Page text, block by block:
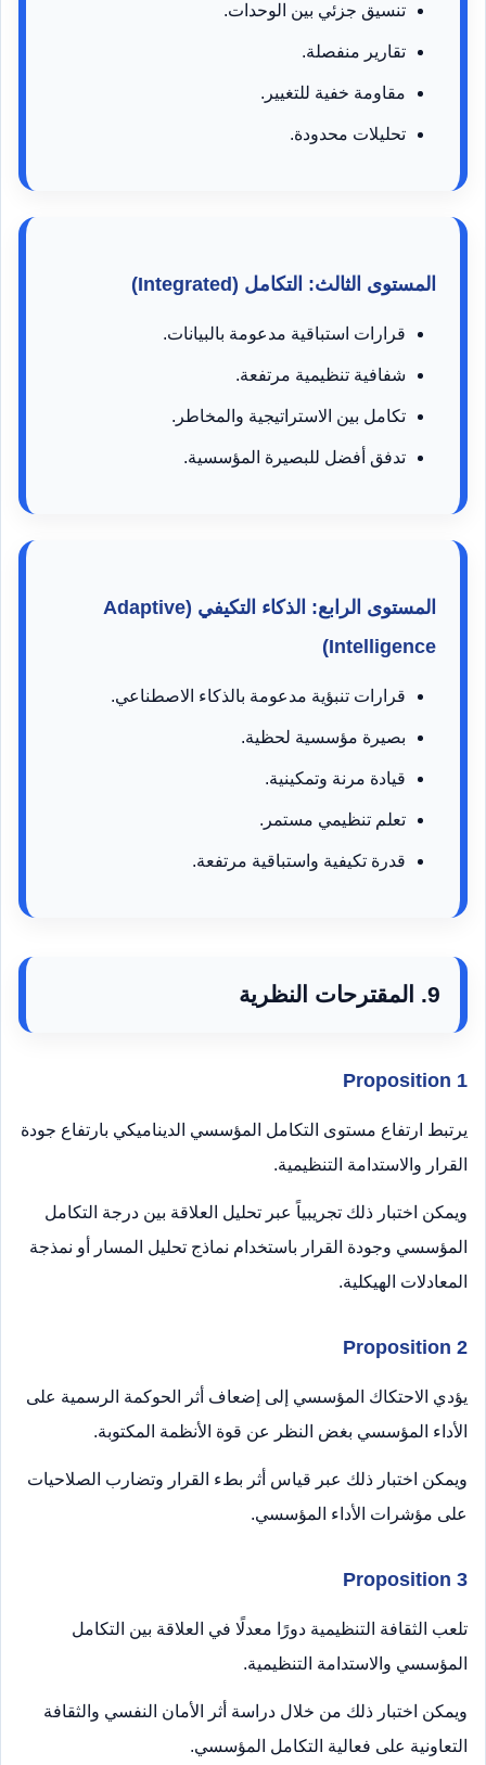
تنسيق جزئي بين الوحدات.
تقارير منفصلة.
مقاومة خفية للتغيير.
تحليلات محدودة.
المستوى الثالث: التكامل (Integrated)
قرارات استباقية مدعومة بالبيانات.
شفافية تنظيمية مرتفعة.
تكامل بين الاستراتيجية والمخاطر.
تدفق أفضل للبصيرة المؤسسية.
المستوى الرابع: الذكاء التكيفي (Adaptive
Intelligence)
قرارات تنبؤية مدعومة بالذكاء الاصطناعي.
بصيرة مؤسسية لحظية.
قيادة مرنة وتمكينية.
تعلم تنظيمي مستمر.
قدرة تكيفية واستباقية مرتفعة.
9. المقترحات النظرية
Proposition 1
يرتبط ارتفاع مستوى التكامل المؤسسي الديناميكي بارتفاع جودة
القرار والاستدامة التنظيمية.
ويمكن اختبار ذلك تجريبياً عبر تحليل العلاقة بين درجة التكامل
المؤسسي وجودة القرار باستخدام نماذج تحليل المسار أو نمذجة
المعادلات الهيكلية.
Proposition 2
يؤدي الاحتكاك المؤسسي إلى إضعاف أثر الحوكمة الرسمية على
الأداء المؤسسي بغض النظر عن قوة الأنظمة المكتوبة.
ويمكن اختبار ذلك عبر قياس أثر بطء القرار وتضارب الصلاحيات
على مؤشرات الأداء المؤسسي.
Proposition 3
تلعب الثقافة التنظيمية دورًا معدلًا في العلاقة بين التكامل
المؤسسي والاستدامة التنظيمية.
ويمكن اختبار ذلك من خلال دراسة أثر الأمان النفسي والثقافة
التعاونية على فعالية التكامل المؤسسي.